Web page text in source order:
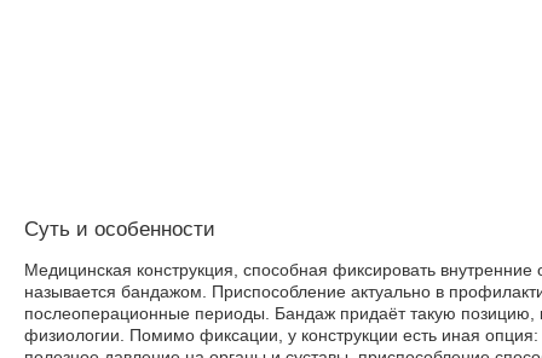
Суть и особенности
Медицинская конструкция, способная фиксировать
называется бандажом. Приспособление актуально в
послеоперационные периоды. Бандаж придаёт такую позицию,
физиологии. Помимо фиксации, у конструкции есть иная